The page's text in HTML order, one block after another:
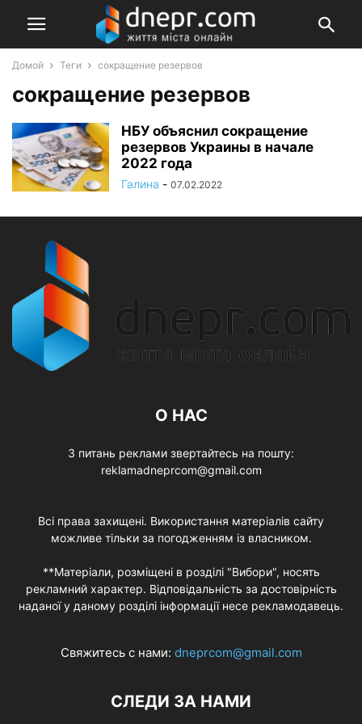
Домой Теги сокращение резервов
сокращение резервов
НБУ объяснил сокращение
резервов Украины в начале
2022 года
Галина - 07.02.2022
О НАС
З питань реклами звертайтесь на пошту:
reklamadneprcom@gmail.com
Всі права захищені. Використання матеріалів сайту
можливе тільки за погодженням із власником.
**Матеріали, розміщені в розділі "Вибори", носять
рекламний характер. Відповідальність за достовірність
наданої у даному розділі інформації несе рекламодавець.
Свяжитесь с нами: dneprcom@gmail.com
СЛЕДИ ЗА НАМИ